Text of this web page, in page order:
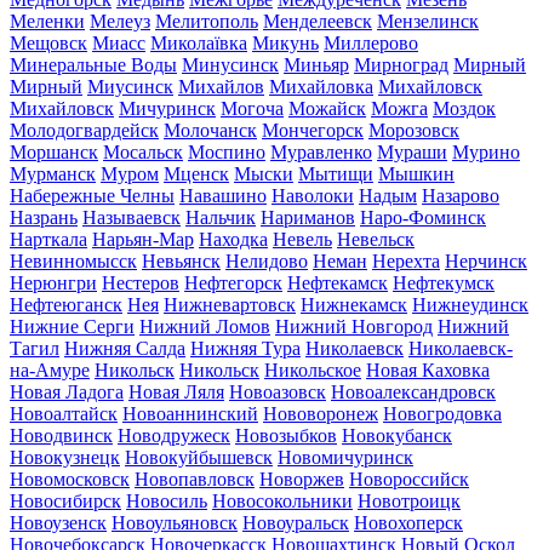
Меленки Мелеуз Мелитополь Менделеевск Мензелинск
Мещовск Миасс Миколаївка Микунь Миллерово
Минеральные Воды Минусинск Миньяр Мирноград Мирный
Мирный Миусинск Михайлов Михайловка Михайловск
Михайловск Мичуринск Могоча Можайск Можга Моздок
Молодогвардейск Молочанск Мончегорск Морозовск
Моршанск Мосальск Моспино Муравленко Мураши Мурино
Мурманск Муром Мценск Мыски Мытищи Мышкин
Набережные Челны Навашино Наволоки Надым Назарово
Назрань Называевск Нальчик Нариманов Наро-Фоминск
Нарткала Нарьян-Мар Находка Невель Невельск
Невинномысск Невьянск Нелидово Неман Нерехта Нерчинск
Нерюнгри Нестеров Нефтегорск Нефтекамск Нефтекумск
Нефтеюганск Нея Нижневартовск Нижнекамск Нижнеудинск
Нижние Серги Нижний Ломов Нижний Новгород Нижний
Тагил Нижняя Салда Нижняя Тура Николаевск Николаевск-
на-Амуре Никольск Никольск Никольское Новая Каховка
Новая Ладога Новая Ляля Новоазовск Новоалександровск
Новоалтайск Новоаннинский Нововоронеж Новогродовка
Новодвинск Новодружеск Новозыбков Новокубанск
Новокузнецк Новокуйбышевск Новомичуринск
Новомосковск Новопавловск Новоржев Новороссийск
Новосибирск Новосиль Новосокольники Новотроицк
Новоузенск Новоульяновск Новоуральск Новохоперск
Новочебоксарск Новочеркасск Новошахтинск Новый Оскол